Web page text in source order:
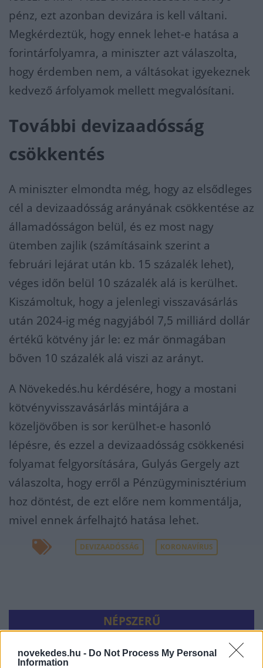
novekedes.hu - Do Not Process My Personal
Information
pénz, ezt azonban devizára is kell váltani.
Megkérdeztük, hogy ennek lehet-e hatása a
forintárfolyamra, a miniszter azt válaszolta,
hogy érdemben nem, a váltásokat igyekeznek
kedvező árfolyamok mellett megvalósítani.
További devizaadósság
csökkentés
A miniszter elmondta még, hogy az elsődleges
cél a devizaadósság arányának csökkentése az
államadósságon belül, és ez most nagy
ütemben zajlik (számításaink szerint a
februári lejárat után kb. 15 százalék lehet),
véges időn belül 10 százalék alá is kerülhet.
Kiszámoltuk, hogy a jelenlegi visszavásárlás
után 2024-ig még nagyjából 7,5 milliárd dollár
értékű kötvény jár le: ez már önmagában
bőven 10 százalék alá viszi az arányt.
A Növekedés.hu kérdésére, hogy a mostani
kötvényvisszavásárlás mintájára a
közeljövőben is sor kerülhet-e hasonló
lépésre, és ezzel a devizaadósság csökkenési
folyamat felgyorsítására, Gulyás Gergely azt
válaszolta, hogy erről a Pénzügyminisztérium
hoz döntést, de ezt előre nem kommentálja,
mivel ennek árfelhajtó hatása lehet.
DEVIZAADÓSSÁG KORONAVÍRUS
NÉPSZERŰ